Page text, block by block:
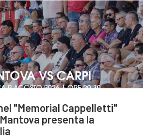
"Memorial Cappelletti"
presenta la